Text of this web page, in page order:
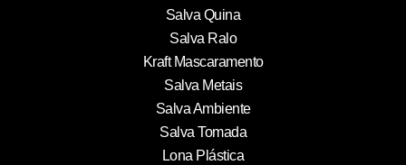
Salva Quina
Salva Ralo
Kraft Mascaramento
Salva Metais
Salva Ambiente
Salva Tomada
Lona Plástica